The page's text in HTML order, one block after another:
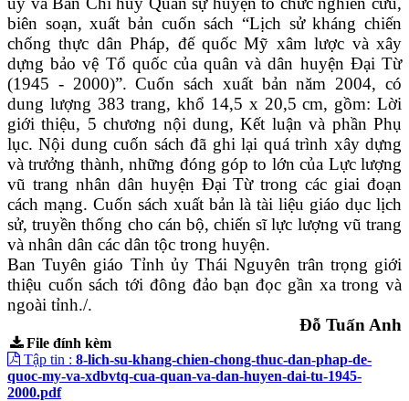
biên soạn, xuất bản cuốn sách “Lịch sử kháng chiến
chống thực dân Pháp, đế quốc Mỹ xâm lược và xây
dựng bảo vệ Tổ quốc của quân và dân huyện Đại Từ
(1945 - 2000)”. Cuốn sách xuất bản năm 2004, có
dung lượng 383 trang, khổ 14,5 x 20,5 cm, gồm: Lời
giới thiệu, 5 chương nội dung, Kết luận và phần Phụ
lục. Nội dung cuốn sách đã ghi lại quá trình xây dựng
và trưởng thành, những đóng góp to lớn của Lực lượng
vũ trang nhân dân huyện Đại Từ trong các giai đoạn
cách mạng. Cuốn sách xuất bản là tài liệu giáo dục lịch
sử, truyền thống cho cán bộ, chiến sĩ lực lượng vũ trang
và nhân dân các dân tộc trong huyện.
Ban Tuyên giáo Tỉnh ủy Thái Nguyên trân trọng giới
thiệu cuốn sách tới đông đảo bạn đọc gần xa trong và
ngoài tỉnh./.
Đỗ Tuấn Anh
File đính kèm
Tập tin : 8-lich-su-khang-chien-chong-thuc-dan-phap-de-
quoc-my-va-xdbvtq-cua-quan-va-dan-huyen-dai-tu-1945-
2000.pdf